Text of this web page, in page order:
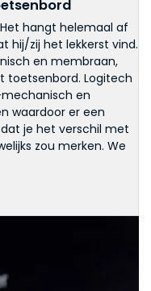
hangt helemaal af
hij/zij het lekkerst vind.
en membraan,
toetsenbord. Logitech
en
waardoor er een
je het verschil met
zou merken. We